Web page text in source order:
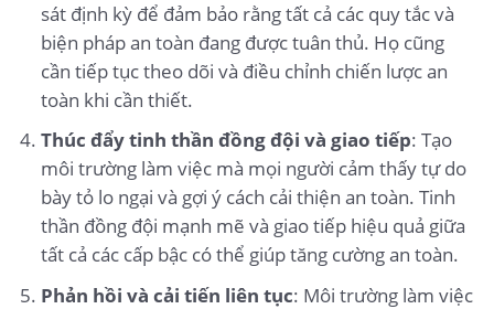
sát định kỳ để đảm bảo rằng tất cả các quy tắc và
biện pháp an toàn đang được tuân thủ. Họ cũng
cần tiếp tục theo dõi và điều chỉnh chiến lược an
toàn khi cần thiết.
Thúc đẩy tinh thần đồng đội và giao tiếp: Tạo
môi trường làm việc mà mọi người cảm thấy tự do
bày tỏ lo ngại và gợi ý cách cải thiện an toàn. Tinh
thần đồng đội mạnh mẽ và giao tiếp hiệu quả giữa
tất cả các cấp bậc có thể giúp tăng cường an toàn.
Phản hồi và cải tiến liên tục: Môi trường làm việc